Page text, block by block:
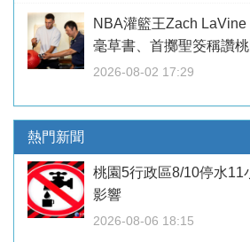
NBA灌籃王Zach
毫草書、首擲聖筊稱讚
2026-08-02 17:29
熱門新聞
桃園5行政區8/10停水
影響
2026-08-06 18:15